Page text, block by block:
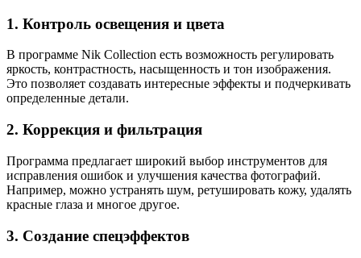
1. Контроль освещения и цвета
В программе Nik Collection есть возможность регулировать
яркость, контрастность, насыщенность и тон изображения.
Это позволяет создавать интересные эффекты и подчеркивать
определенные детали.
2. Коррекция и фильтрация
Программа предлагает широкий выбор инструментов для
исправления ошибок и улучшения качества фотографий.
Например, можно устранять шум, ретушировать кожу, удалять
красные глаза и многое другое.
3. Создание спецэффектов